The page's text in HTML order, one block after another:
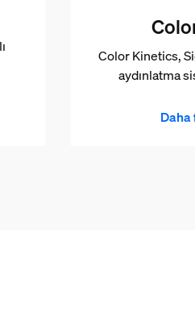
Color Kinetics,
aydınlatma